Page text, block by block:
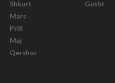
Shkurt
Mars
Prill
Maj
Qershor
Gusht